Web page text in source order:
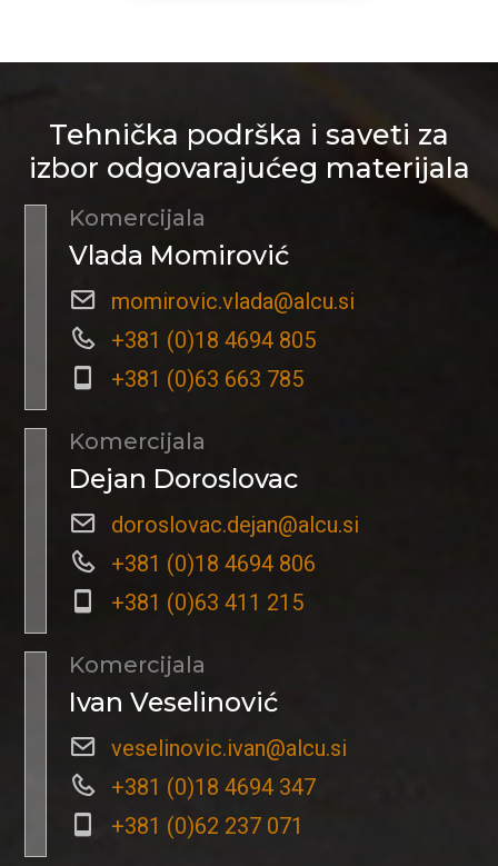
Tehnička podrška i saveti za
izbor odgovarajućeg materijala
Komercijala
Vlada Momirović
momirovic.vlada@alcu.si
+381 (0)18 4694 805
+381 (0)63 663 785
Komercijala
Dejan Doroslovac
doroslovac.dejan@alcu.si
+381 (0)18 4694 806
+381 (0)63 411 215
Komercijala
Ivan Veselinović
veselinovic.ivan@alcu.si
+381 (0)18 4694 347
+381 (0)62 237 071